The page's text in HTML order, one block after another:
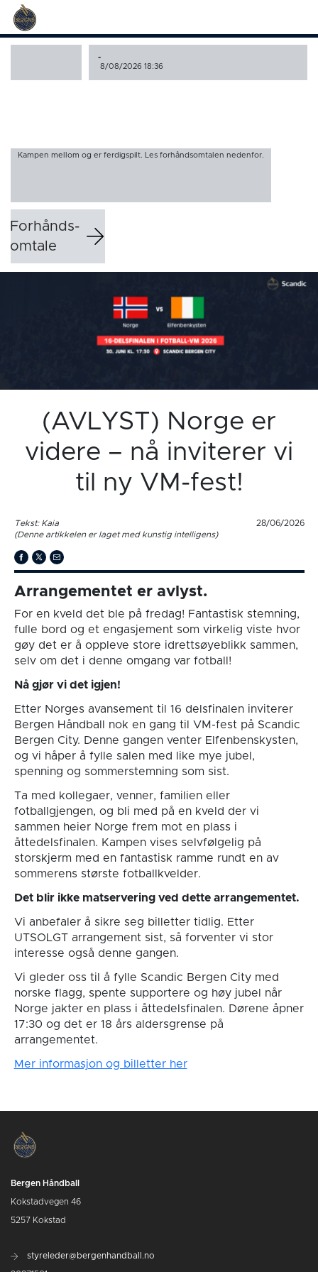
-
8/08/2026 18:36
Kampen mellom og er ferdigspilt. Les forhåndsomtalen nedenfor.
Forhånds­
omtale
(AVLYST) Norge er
videre – nå inviterer vi
til ny VM-fest!
Tekst: Kaia
28/06/2026
(Denne artikkelen er laget med kunstig intelligens)
Arrangementet er avlyst.
For en kveld det ble på fredag! Fantastisk stemning,
fulle bord og et engasjement som virkelig viste hvor
gøy det er å oppleve store idrettsøyeblikk sammen,
selv om det i denne omgang var fotball!
Nå gjør vi det igjen!
Etter Norges avansement til 16 delsfinalen inviterer
Bergen Håndball nok en gang til VM-fest på Scandic
Bergen City. Denne gangen venter Elfenbenskysten,
og vi håper å fylle salen med like mye jubel,
spenning og sommerstemning som sist.
Ta med kollegaer, venner, familien eller
fotballgjengen, og bli med på en kveld der vi
sammen heier Norge frem mot en plass i
åttedelsfinalen. Kampen vises selvfølgelig på
storskjerm med en fantastisk ramme rundt en av
sommerens største fotballkvelder.
Det blir ikke matservering ved dette arrangementet.
Vi anbefaler å sikre seg billetter tidlig. Etter
UTSOLGT arrangement sist, så forventer vi stor
interesse også denne gangen.
Vi gleder oss til å fylle Scandic Bergen City med
norske flagg, spente supportere og høy jubel når
Norge jakter en plass i åttedelsfinalen. Dørene åpner
17:30 og det er 18 års aldersgrense på
arrangementet.
Mer informasjon og billetter her
Bergen Håndball
Kokstadvegen 46
5257 Kokstad
styreleder@bergenhandball.no